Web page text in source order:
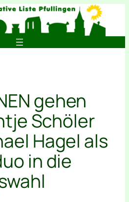
gehen
Schöler
Hagel als
in die